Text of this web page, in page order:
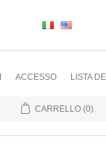
ACCESSO LISTA
CARRELLO (0)